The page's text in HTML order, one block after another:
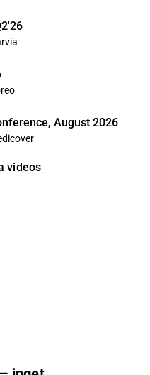
August 2026
videos